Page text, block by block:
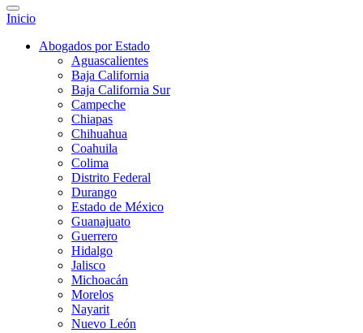
Inicio
Abogados por Estado
Aguascalientes
Baja California
Baja California Sur
Campeche
Chiapas
Chihuahua
Coahuila
Colima
Distrito Federal
Durango
Estado de México
Guanajuato
Guerrero
Hidalgo
Jalisco
Michoacán
Morelos
Nayarit
Nuevo León